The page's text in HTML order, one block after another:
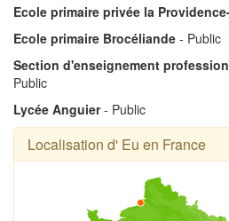
Ecole primaire privée la
Ecole primaire Brocéliande - Public
Section d'enseignement
Public
Lycée Anguier- Public
Localisation d' Eu en France